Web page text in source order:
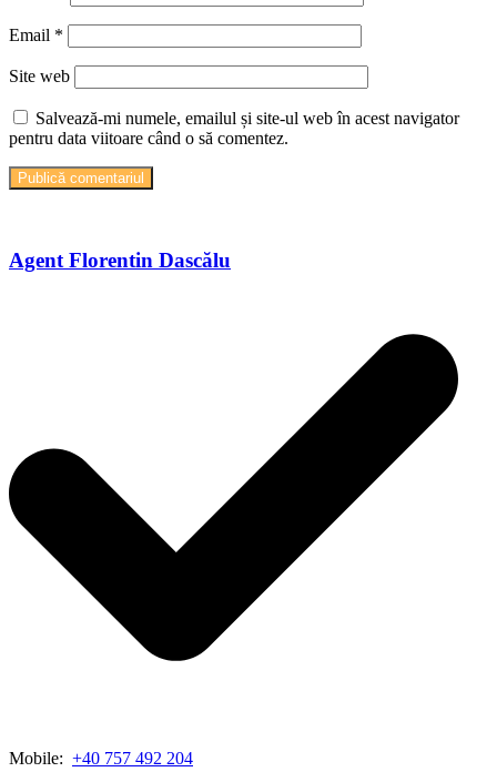
Email *
Site web
Salvează-mi numele, emailul și site-ul web în acest navigator
pentru data viitoare când o să comentez.
Agent Florentin Dascălu
Mobile: +40 757 492 204